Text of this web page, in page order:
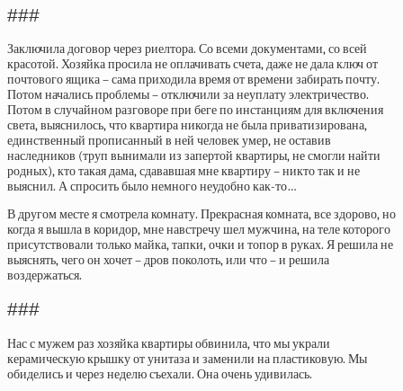
###
Заключила договор через риелтора. Со всеми документами, со всей
красотой. Хозяйка просила не оплачивать счета, даже не дала ключ от
почтового ящика – сама приходила время от времени забирать почту.
Потом начались проблемы – отключили за неуплату электричество.
Потом в случайном разговоре при беге по инстанциям для включения
света, выяснилось, что квартира никогда не была приватизирована,
единственный прописанный в ней человек умер, не оставив
наследников (труп вынимали из запертой квартиры, не смогли найти
родных), кто такая дама, сдававшая мне квартиру – никто так и не
выяснил. А спросить было немного неудобно как-то…
В другом месте я смотрела комнату. Прекрасная комната, все здорово, но
когда я вышла в коридор, мне навстречу шел мужчина, на теле которого
присутствовали только майка, тапки, очки и топор в руках. Я решила не
выяснять, чего он хочет – дров поколоть, или что – и решила
воздержаться.
###
Нас с мужем раз хозяйка квартиры обвинила, что мы украли
керамическую крышку от унитаза и заменили на пластиковую. Мы
обиделись и через неделю съехали. Она очень удивилась.